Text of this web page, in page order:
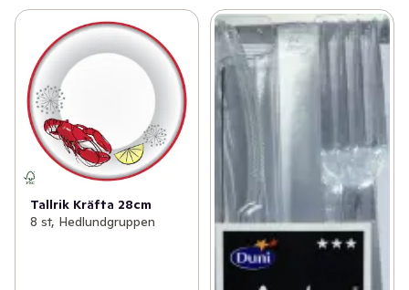
Tallrik Kräfta 28cm
8 st, Hedlundgruppen